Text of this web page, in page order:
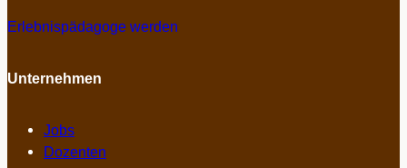
Erlebnispädagoge werden
Unternehmen
Jobs
Dozenten